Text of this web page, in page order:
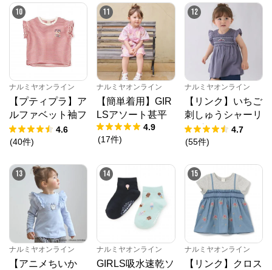
10
ナルミヤオンライン
【プティプラ】ア
ルファベット袖フ
リルTシャツ
4.6
(40件)
11
ナルミヤオンライン
【簡単着用】GIR
LSアソート甚平
4.9
(17件)
12
ナルミヤオンライン
【リンク】いちご
刺しゅうシャーリ
ングチュニック
4.7
(55件)
13
ナルミヤオンライン
【アニメちいか
14
ナルミヤオンライン
GIRLS吸水速乾ソ
15
ナルミヤオンライン
【リンク】クロス